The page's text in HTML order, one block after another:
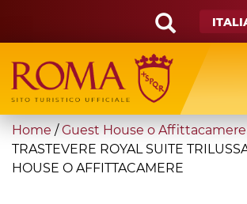
main
content
Search
form
Cerca
You
are
here
Home / Guest House o Affittacamere
TRASTEVERE ROYAL SUITE
HOUSE O AFFITTACAMERE